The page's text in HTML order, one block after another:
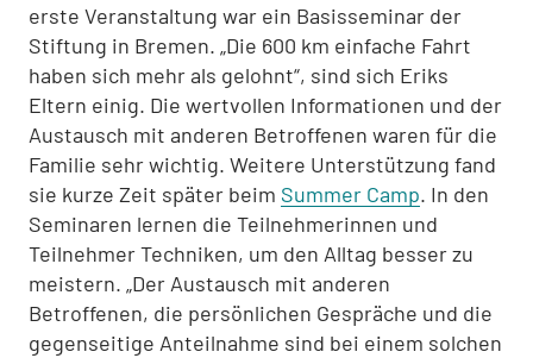
erste Veranstaltung war ein Basisseminar der
Stiftung in Bremen. „Die 600 km einfache Fahrt
haben sich mehr als gelohnt“, sind sich Eriks
Eltern einig. Die wertvollen Informationen und der
Austausch mit anderen Betroffenen waren für die
Familie sehr wichtig. Weitere Unterstützung fand
sie kurze Zeit später beim Summer Camp. In den
Seminaren lernen die Teilnehmerinnen und
Teilnehmer Techniken, um den Alltag besser zu
meistern. „Der Austausch mit anderen
Betroffenen, die persönlichen Gespräche und die
gegenseitige Anteilnahme sind bei einem solchen